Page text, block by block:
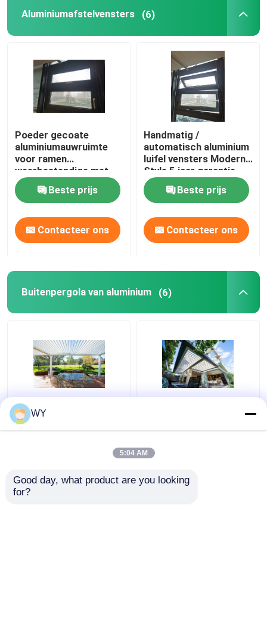
Aluminiumafstelvensters (6)
Poeder gecoate
aluminiumauwruimte
voor ramen
weerbestendige met
insecten / zonne-
schermBeste prijs
Contacteer ons
Handmatig /
automatisch aluminium
luifel vensters Modern
Style 5 jaar garantie
Beste prijs
Contacteer ons
Buitenpergola van aluminium (6)
Poedercoating
Aluminium Pergola
buiten SGS-certificaat
WY
5:04 AM
Good day, what product are you looking
for?